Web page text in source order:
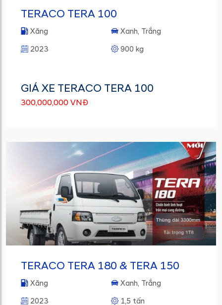
TERACO TERA 100
Xăng
Xanh, Trắng
2023
900 kg
GIÁ XE TERACO TERA 100
300,000,000 VNĐ
TERACO TERA 180 & TERA 150
Xăng
Xanh, Trắng
2023
1,5 tấn